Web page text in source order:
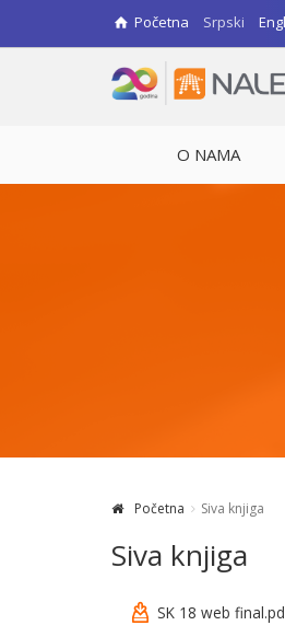
Početna Srpski
O NAMA
Početna Siva knjiga
Siva knjiga
SK 18 web